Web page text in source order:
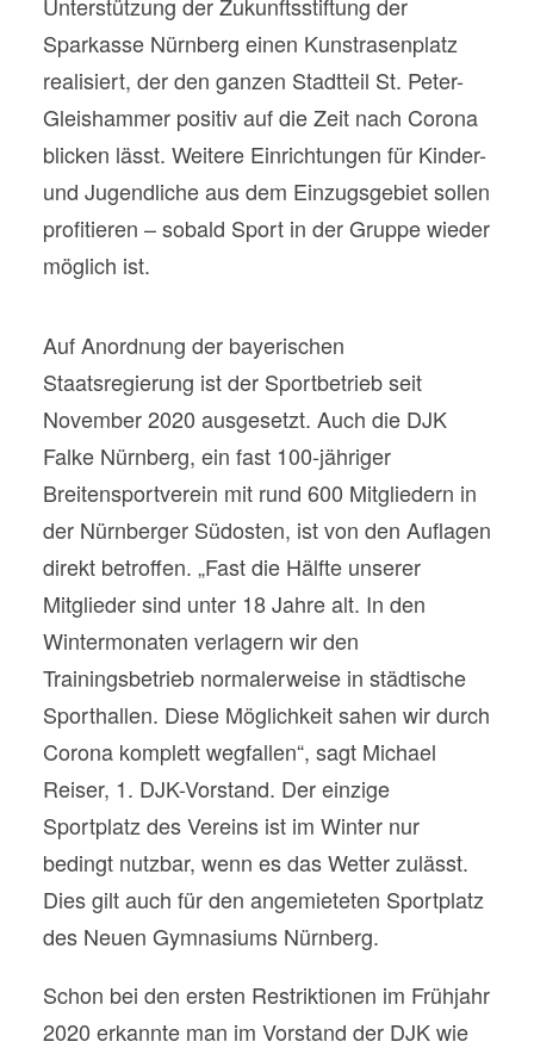
Sparkasse Nürnberg einen Kunstrasenplatz
realisiert, der den ganzen Stadtteil St. Peter-
Gleishammer positiv auf die Zeit nach Corona
blicken lässt. Weitere Einrichtungen für Kinder-
und Jugendliche aus dem Einzugsgebiet sollen
profitieren – sobald Sport in der Gruppe wieder
möglich ist.
Auf Anordnung der bayerischen
Staatsregierung ist der Sportbetrieb seit
November 2020 ausgesetzt. Auch die DJK
Falke Nürnberg, ein fast 100-jähriger
Breitensportverein mit rund 600 Mitgliedern in
der Nürnberger Südosten, ist von den Auflagen
direkt betroffen. „Fast die Hälfte unserer
Mitglieder sind unter 18 Jahre alt. In den
Wintermonaten verlagern wir den
Trainingsbetrieb normalerweise in städtische
Sporthallen. Diese Möglichkeit sahen wir durch
Corona komplett wegfallen“, sagt Michael
Reiser, 1. DJK-Vorstand. Der einzige
Sportplatz des Vereins ist im Winter nur
bedingt nutzbar, wenn es das Wetter zulässt.
Dies gilt auch für den angemieteten Sportplatz
des Neuen Gymnasiums Nürnberg.
Schon bei den ersten Restriktionen im Frühjahr
2020 erkannte man im Vorstand der DJK wie